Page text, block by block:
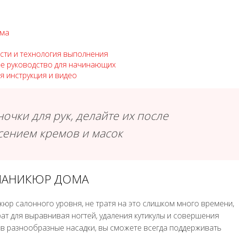
и технология выполнения
руководство для начинающих
и видео
для рук, делайте их после
кремов и масок
ДОМА
салонного уровня, не тратя на это слишком много времени,
для выравнивая ногтей, удаления кутикулы и совершения
насадки, вы сможете всегда поддерживать